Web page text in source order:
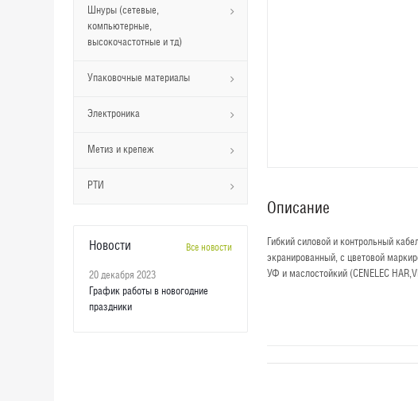
Шнуры (сетевые,
компьютерные,
высокочастотные и тд)
Упаковочные материалы
Электроника
Метиз и крепеж
РТИ
Новости Все новости
20 декабря 2023
График работы в новогодние
праздники
Описание
Гибкий силовой и контрольный
экранированный, с цветовой
УФ и маслостойкий (CENELEC